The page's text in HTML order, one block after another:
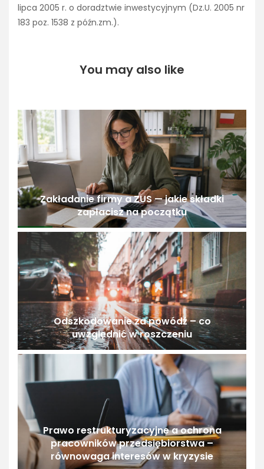
lipca 2005 r. o doradztwie inwestycyjnym (Dz.U. 2005 nr
183 poz. 1538 z późn.zm.).
You may also like
Zakładanie firmy a ZUS — jakie składki
zapłacisz na początku
Odszkodowanie za powódź – co
uwzględnić w roszczeniu
Prawo restrukturyzacyjne a ochrona
pracowników przedsiębiorstwa –
równowaga interesów w kryzysie